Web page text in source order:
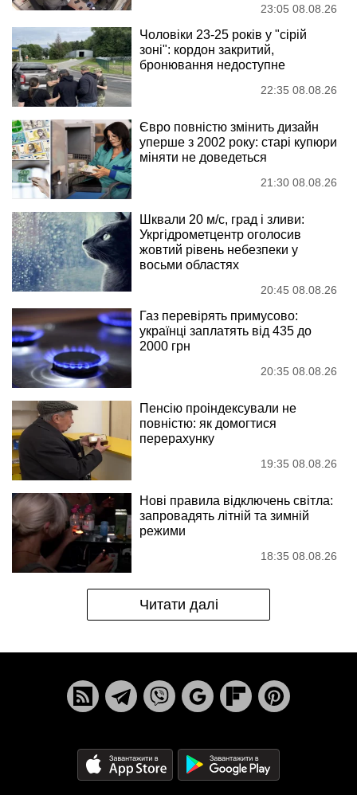
23:05 08.08.26
Чоловіки 23-25 років у "сірій
зоні": кордон закритий,
бронювання недоступне
22:35 08.08.26
Євро повністю змінить дизайн
уперше з 2002 року: старі купюри
міняти не доведеться
21:30 08.08.26
Шквали 20 м/с, град і зливи:
Укргідрометцентр оголосив
жовтий рівень небезпеки у
восьми областях
20:45 08.08.26
Газ перевірять примусово:
українці заплатять від 435 до
2000 грн
20:35 08.08.26
Пенсію проіндексували не
повністю: як домогтися
перерахунку
19:35 08.08.26
Нові правила відключень світла:
запровадять літній та зимній
режими
18:35 08.08.26
Читати далі